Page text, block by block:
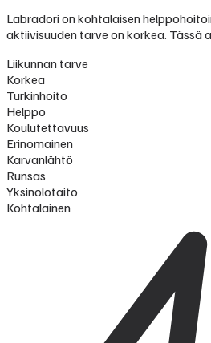
Labradori on kohtalaisen
aktiivisuuden tarve on korkea. Tässä
Liikunnan tarve
Korkea
Turkinhoito
Helppo
Koulutettavuus
Erinomainen
Karvanlähtö
Runsas
Yksinolotaito
Kohtalainen